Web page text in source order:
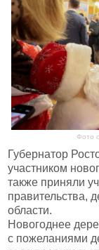
Фото
Губернатор
участником
также приняли
правительства,
области.
Новогоднее
с пожеланиями